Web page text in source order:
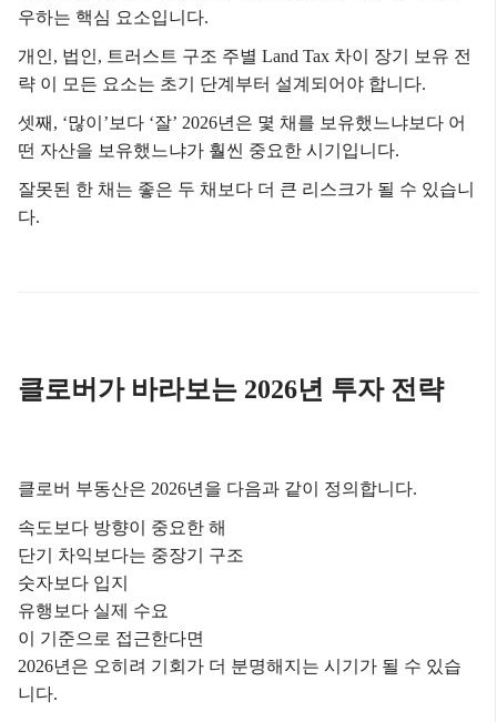
우하는 핵심 요소입니다.
개인, 법인, 트러스트 구조 주별 Land Tax 차이 장기 보유 전
략 이 모든 요소는 초기 단계부터 설계되어야 합니다.
셋째, ‘많이’보다 ‘잘’ 2026년은 몇 채를 보유했느냐보다 어
떤 자산을 보유했느냐가 훨씬 중요한 시기입니다.
잘못된 한 채는 좋은 두 채보다 더 큰 리스크가 될 수 있습니
다.
클로버가 바라보는 2026년 투자 전략
클로버 부동산은 2026년을 다음과 같이 정의합니다.
속도보다 방향이 중요한 해
단기 차익보다는 중장기 구조
숫자보다 입지
유행보다 실제 수요
이 기준으로 접근한다면
2026년은 오히려 기회가 더 분명해지는 시기가 될 수 있습
니다.